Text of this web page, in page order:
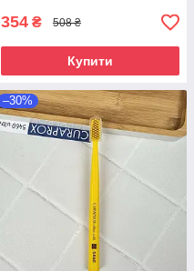
354 ₴ 508 ₴
Купити
–30%